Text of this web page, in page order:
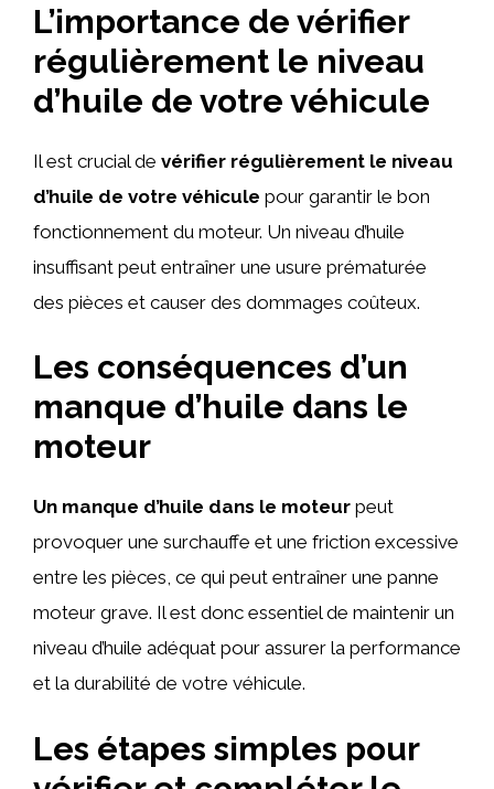
L’importance de vérifier
régulièrement le niveau
d’huile de votre véhicule
Il est crucial de vérifier régulièrement le niveau
d’huile de votre véhicule pour garantir le bon
fonctionnement du moteur. Un niveau d’huile
insuffisant peut entraîner une usure prématurée
des pièces et causer des dommages coûteux.
Les conséquences d’un
manque d’huile dans le
moteur
Un manque d’huile dans le moteur peut
provoquer une surchauffe et une friction excessive
entre les pièces, ce qui peut entraîner une panne
moteur grave. Il est donc essentiel de maintenir un
niveau d’huile adéquat pour assurer la performance
et la durabilité de votre véhicule.
Les étapes simples pour